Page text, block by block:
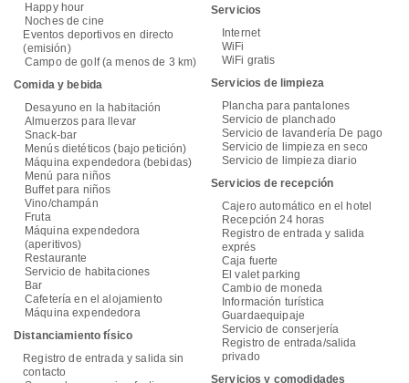
Happy hour
Noches de cine
Eventos deportivos en directo
(emisión)
Campo de golf (a menos de 3 km)
Comida y bebida
Desayuno en la habitación
Almuerzos para llevar
Snack-bar
Menús dietéticos (bajo petición)
Máquina expendedora (bebidas)
Menú para niños
Buffet para niños
Vino/champán
Fruta
Máquina expendedora
(aperitivos)
Restaurante
Servicio de habitaciones
Bar
Cafetería en el alojamiento
Máquina expendedora
Distanciamiento físico
Registro de entrada y salida sin
contacto
Servicios
Internet
WiFi
WiFi gratis
Servicios de limpieza
Plancha para pantalones
Servicio de planchado
Servicio de lavandería De pago
Servicio de limpieza en seco
Servicio de limpieza diario
Servicios de recepción
Cajero automático en el hotel
Recepción 24 horas
Registro de entrada y salida
exprés
Caja fuerte
El valet parking
Cambio de moneda
Información turística
Guardaequipaje
Servicio de conserjería
Registro de entrada/salida
privado
Servicios y comodidades